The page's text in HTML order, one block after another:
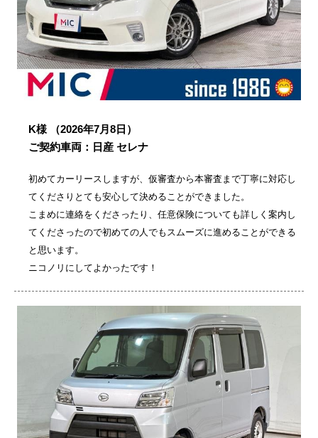
K様
（2026年7月8日）
ご契約車両：日産 セレナ
初めてカーリースしますが、仮審査から本審査まで丁寧に対応し
てくださりとても安心して決めることができました。
こまめに連絡をくださったり、任意保険についても詳しく案内し
てくださったので初めての人でもスムーズに進めることができる
と思います。
ニコノリにしてよかったです！